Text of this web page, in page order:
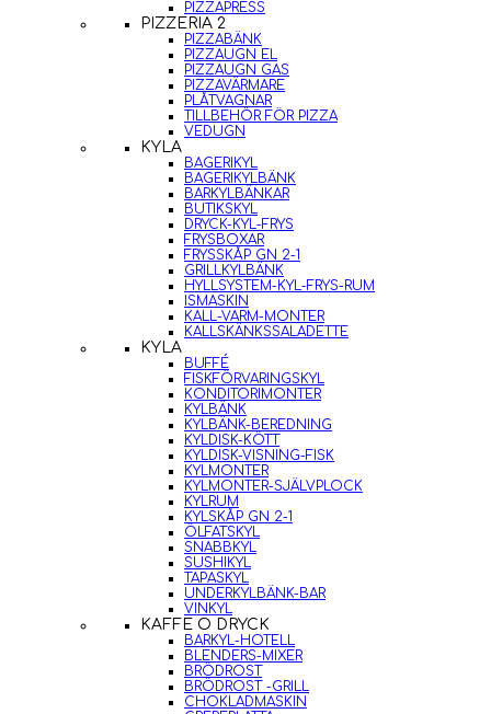
PIZZAPRESS
PIZZERIA 2
PIZZABÄNK
PIZZAUGN EL
PIZZAUGN GAS
PIZZAVÄRMARE
PLÅTVAGNAR
TILLBEHÖR FÖR PIZZA
VEDUGN
KYLA
BAGERIKYL
BAGERIKYLBÄNK
BARKYLBÄNKAR
BUTIKSKYL
DRYCK-KYL-FRYS
FRYSBOXAR
FRYSSKÅP GN 2-1
GRILLKYLBÄNK
HYLLSYSTEM-KYL-FRYS-RUM
ISMASKIN
KALL-VARM-MONTER
KALLSKÄNKSSALADETTE
KYLA
BUFFÉ
FISKFÖRVARINGSKYL
KONDITORIMONTER
KYLBÄNK
KYLBÄNK-BEREDNING
KYLDISK-KÖTT
KYLDISK-VISNING-FISK
KYLMONTER
KYLMONTER-SJÄLVPLOCK
KYLRUM
KYLSKÅP GN 2-1
ÖLFATSKYL
SNABBKYL
SUSHIKYL
TAPASKYL
UNDERKYLBÄNK-BAR
VINKYL
KAFFE O DRYCK
BARKYL-HOTELL
BLENDERS-MIXER
BRÖDROST
BRÖDROST -GRILL
CHOKLADMASKIN